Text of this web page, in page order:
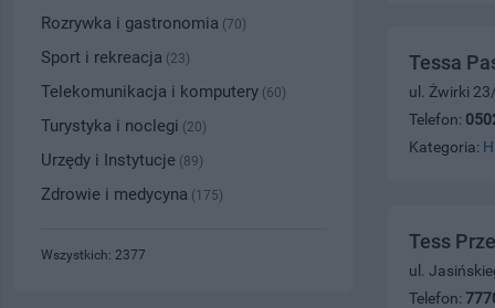
Tessa
ul. Żwirki
Telefon:
Kategoria:
Tess
ul.
Telefon:
Rozrywka i gastronomia (70)
Sport i rekreacja (23)
Telekomunikacja i komputery (60)
Turystyka i noclegi (20)
Urzędy i Instytucje (89)
Zdrowie i medycyna (175)
Wszystkich: 2377